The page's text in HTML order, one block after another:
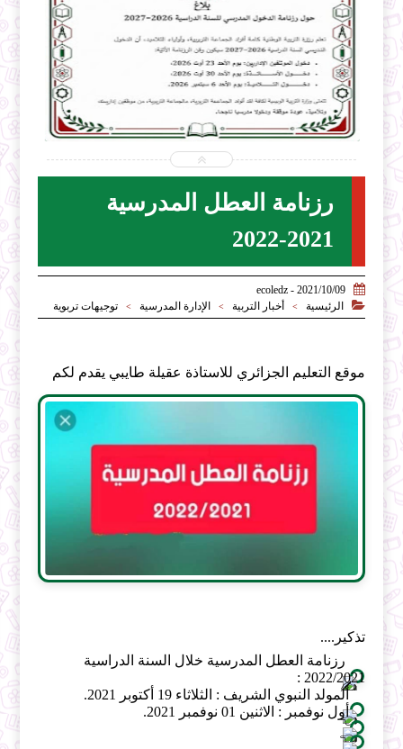
2026-07-31
ecoledz.net
رزنامة العطل المدرسية
2021-2022

2021/10/09 - ecoledz

الرئيسية > أخبار التربية > الإدارة المدرسية > توجيهات تربوية
موقع التعليم الجزائري للاستاذة عقيلة طايبي يقدم لكم
تذكير....
2022/2021 :
المولد النبوي الشريف : الثلاثاء 19 أكتوبر 2021.
أول نوفمبر : الاثنين 01 نوفمبر 2021.